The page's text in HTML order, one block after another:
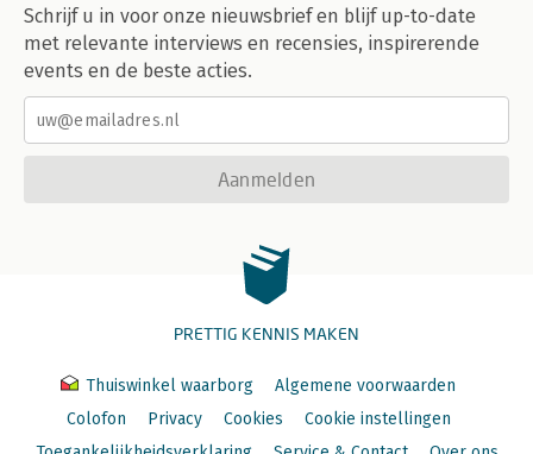
Schrijf u in voor onze nieuwsbrief en blijf up-to-date
met relevante interviews en recensies, inspirerende
events en de beste acties.
Aanmelden
PRETTIG KENNIS MAKEN
Thuiswinkel waarborg
Algemene voorwaarden
Colofon
Privacy Cookies
Cookie instellingen